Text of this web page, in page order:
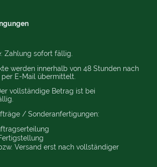
Zahlung sofort fällig.
werden innerhalb von 48 Stunden nach
E-Mail übermittelt.
vollständige Betrag ist bei
/ Sonderanfertigungen:
Versand erst nach vollständiger